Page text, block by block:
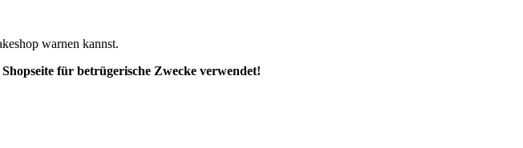
warnen kannst.
für betrügerische Zwecke verwendet!